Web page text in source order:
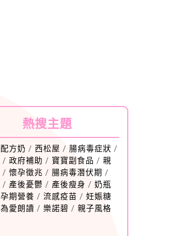
熱搜主題
配方奶 / 西松屋 / 腸病毒症狀 /
/ 政府補助 / 寶寶副食品 / 親
/ 懷孕徵兆 / 腸病毒潛伏期 /
/ 產後憂鬱 / 產後瘦身 / 奶瓶
孕期營養 / 流感疫苗 / 妊娠糖
為愛朗讀 / 樂諾碧 / 親子風格